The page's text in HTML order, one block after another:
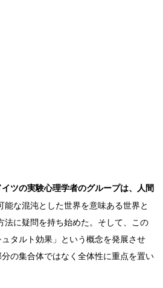
ツの実験心理学者のグループは、人間
能な混沌とした世界を意味ある世界と
法に疑問を持ち始めた。そして、この
タルト効果」という概念を発展させ
の集合体ではなく全体性に重点を置い